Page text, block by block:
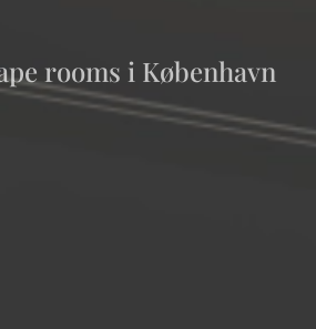
rooms i København